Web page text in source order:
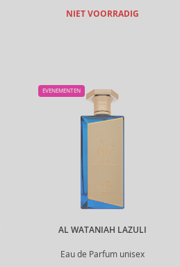
NIET VOORRADIG
AL WATANIAH LAZULI
Eau de Parfum unisex
EVENEMENTEN